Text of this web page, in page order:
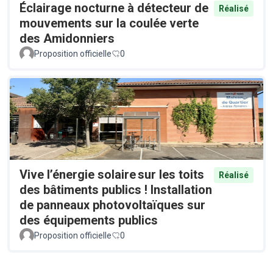
Éclairage nocturne à détecteur de
mouvements sur la coulée verte
des Amidonniers
Réalisé
Proposition officielle 0
Vive l’énergie solaire sur les toits
des bâtiments publics ! Installation
de panneaux photovoltaïques sur
des équipements publics
Réalisé
Proposition officielle 0